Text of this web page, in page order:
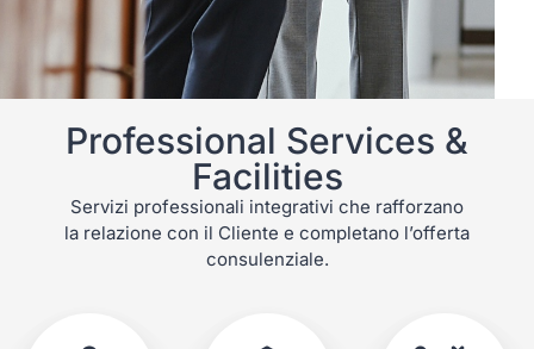
Professional Services &
Facilities
Servizi professionali integrativi che rafforzano
la relazione con il Cliente e completano l’offerta
consulenziale.